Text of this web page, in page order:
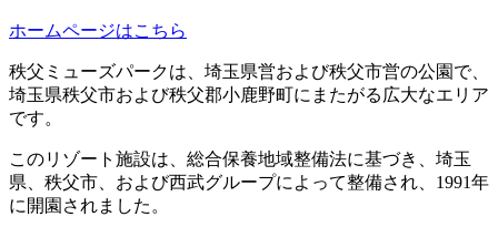
ホームページはこちら
秩父ミューズパークは、埼玉県営および秩父市営の公園で、
埼玉県秩父市および秩父郡小鹿野町にまたがる広大なエリア
です。
このリゾート施設は、総合保養地域整備法に基づき、埼玉
県、秩父市、および西武グループによって整備され、1991年
に開園されました。